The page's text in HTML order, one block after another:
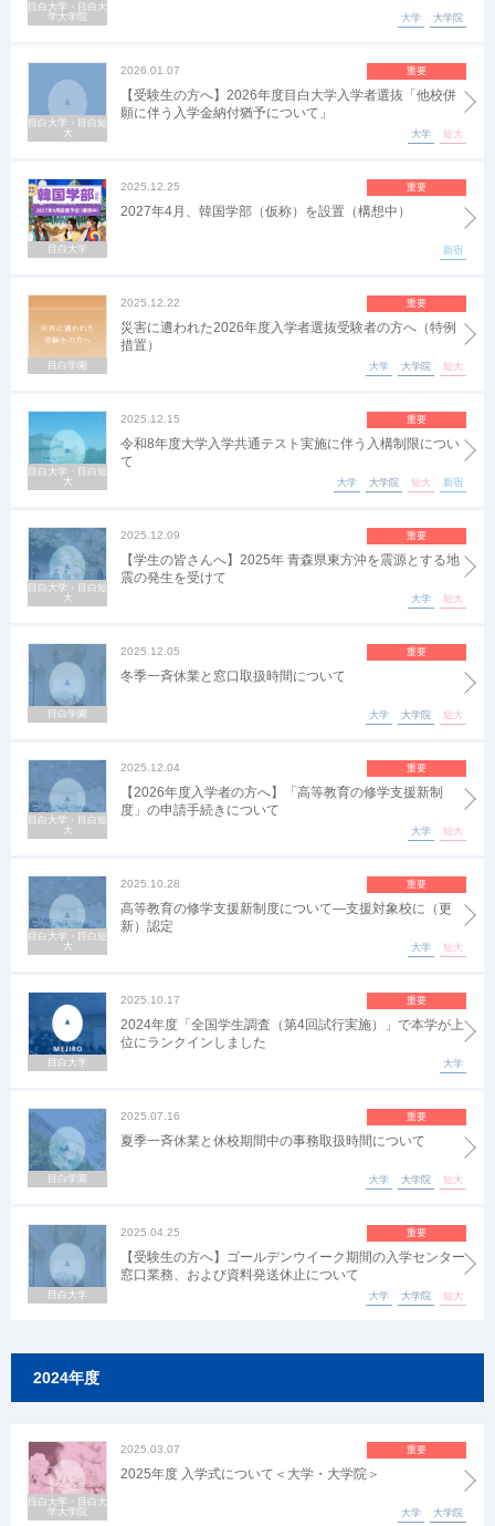
大学 大学院
目白大学・目白大
学大学院
2026.01.07 重要
【受験生の方へ】2026年度目白大学入学者選抜「他校併
願に伴う入学金納付猶予について」
大学 短大
目白大学・目白短
大
2025.12.25 重要
2027年4月、韓国学部（仮称）を設置（構想中）
新宿
目白大学
2025.12.22 重要
災害に遭われた2026年度入学者選抜受験者の方へ（特例
措置）
大学 大学院 短大
目白学園
2025.12.15 重要
令和8年度大学入学共通テスト実施に伴う入構制限につい
て
大学 大学院 短大 新宿
目白大学・目白短
大
2025.12.09 重要
【学生の皆さんへ】2025年 青森県東方沖を震源とする地
震の発生を受けて
大学 短大
目白大学・目白短
大
2025.12.05 重要
冬季一斉休業と窓口取扱時間について
大学 大学院 短大
目白学園
2025.12.04 重要
【2026年度入学者の方へ】「高等教育の修学支援新制
度」の申請手続きについて
大学 短大
目白大学・目白短
大
2025.10.28 重要
高等教育の修学支援新制度について―支援対象校に（更
新）認定
大学 短大
目白大学・目白短
大
2025.10.17 重要
2024年度「全国学生調査（第4回試行実施）」で本学が上
位にランクインしました
大学
目白大学
2025.07.16 重要
夏季一斉休業と休校期間中の事務取扱時間について
大学 大学院 短大
目白学園
2025.04.25 重要
【受験生の方へ】ゴールデンウイーク期間の入学センター
窓口業務、および資料発送休止について
大学 大学院 短大
目白大学
2024年度
2025.03.07 重要
2025年度 入学式について＜大学・大学院＞
大学 大学院
目白大学・目白大
学大学院